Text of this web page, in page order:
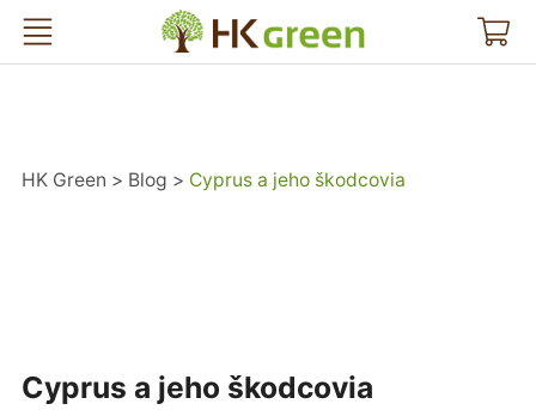
HK Green
HK Green Blog Cyprus a jeho škodcovia
Cyprus a jeho škodcovia